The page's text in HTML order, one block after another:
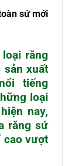
sứ mới
răng
sản xuất
tiếng
loại
nay,
răng sứ
cao vượt